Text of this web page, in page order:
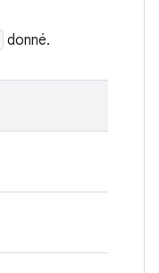
donné.